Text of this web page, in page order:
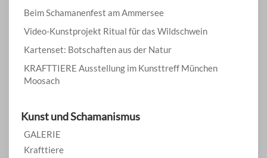
Beim Schamanenfest am Ammersee
Video-Kunstprojekt Ritual für das Wildschwein
Kartenset: Botschaften aus der Natur
KRAFTTIERE Ausstellung im Kunsttreff München
Moosach
Kunst und Schamanismus
GALERIE
Krafttiere